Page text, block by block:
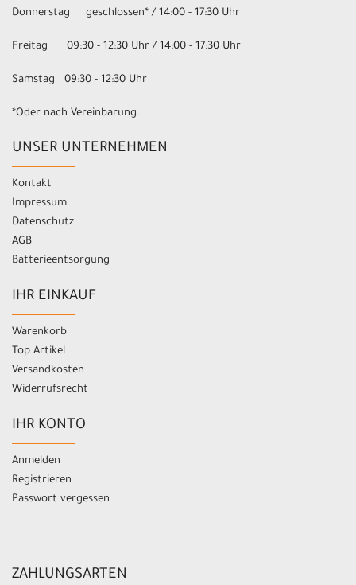
Donnerstag geschlossen* / 14:00 - 17:30 Uhr
Freitag 09:30 - 12:30 Uhr / 14:00 - 17:30 Uhr
Samstag 09:30 - 12:30 Uhr
*Oder nach Vereinbarung.
UNSER UNTERNEHMEN
Kontakt
Impressum
Datenschutz
AGB
Batterieentsorgung
IHR EINKAUF
Warenkorb
Top Artikel
Versandkosten
Widerrufsrecht
IHR KONTO
Anmelden
Registrieren
Passwort vergessen
ZAHLUNGSARTEN